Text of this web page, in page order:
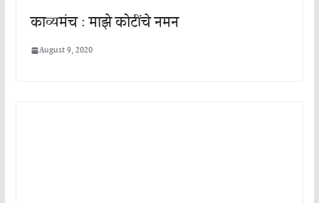
काव्यमंच : माझे कोटींचे नमन
August 9, 2020